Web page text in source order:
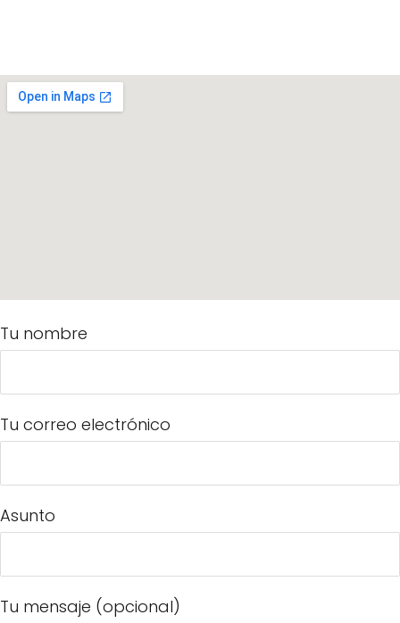
Tu nombre
Tu correo electrónico
Asunto
Tu mensaje (opcional)